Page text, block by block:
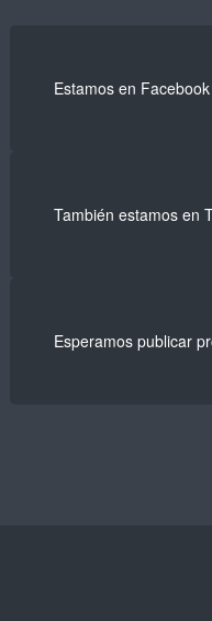
Estamos en Facebook
También estamos en
Esperamos publicar